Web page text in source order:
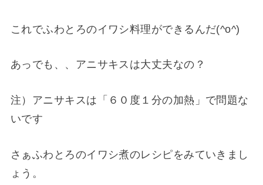
これでふわとろのイワシ料理ができるんだ(^o^)
あっでも、、アニサキスは大丈夫なの？
注）アニサキスは「６０度１分の加熱」で問題な
いです
さぁふわとろのイワシ煮のレシピをみていきまし
ょう。